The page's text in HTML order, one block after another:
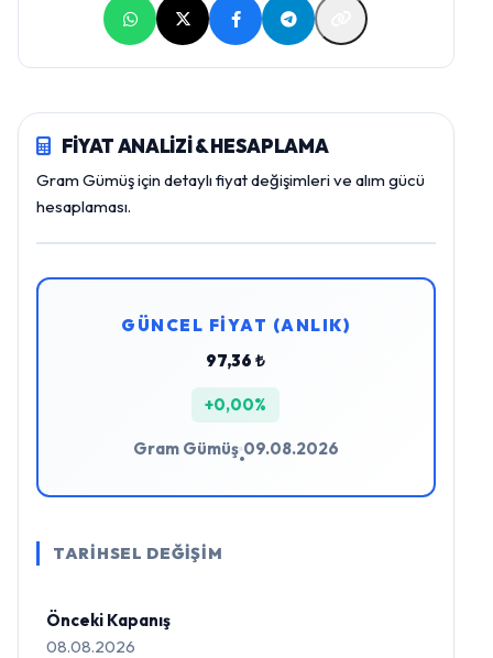
FİYAT ANALİZİ & HESAPLAMA
Gram Gümüş için detaylı fiyat değişimleri ve alım gücü
hesaplaması.
GÜNCEL FİYAT (ANLIK)
97,36 ₺
+0,00%
Gram Gümüş
•
09.08.2026
TARİHSEL DEĞİŞİM
Önceki Kapanış
08.08.2026